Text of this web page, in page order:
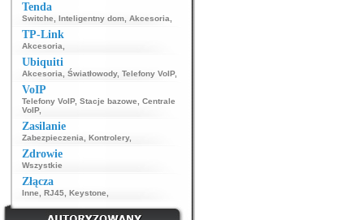
Tenda
Switche Inteligentny dom Akcesoria
TP-Link
Akcesoria
Ubiquiti
Akcesoria Światłowody, Telefony VoIP,
VoIP
Telefony VoIP, Stacje bazowe
Centrale
VoIP,
Zasilanie
Zabezpieczenia Kontrolery,
Zdrowie
Wszystkie
Złącza
Inne RJ45 Keystone